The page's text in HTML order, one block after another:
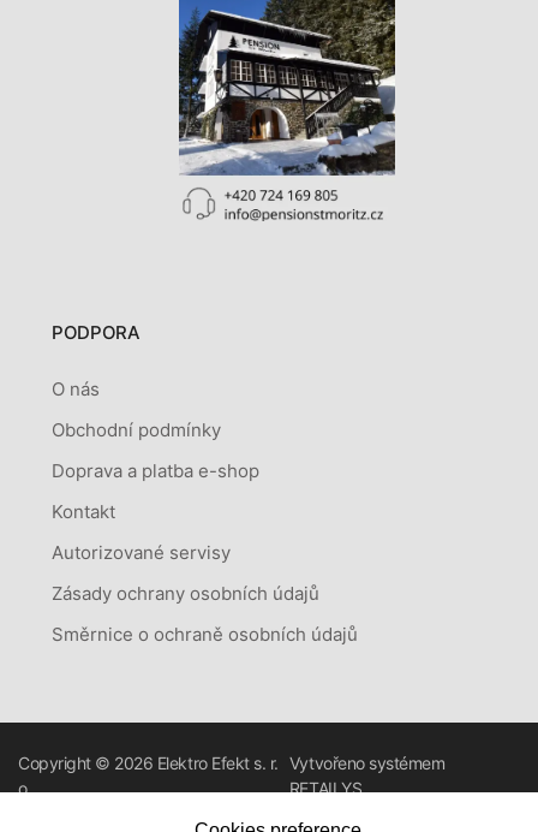
PODPORA
O nás
Obchodní podmínky
Doprava a platba e-shop
Kontakt
Autorizované servisy
Zásady ochrany osobních údajů
Směrnice o ochraně osobních údajů
Copyright © 2026 Elektro Efekt s. r.
o.
Vytvořeno systémem
RETAILYS.